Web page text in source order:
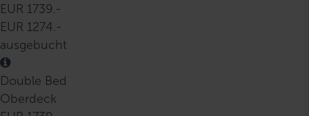
EUR 1739.-
EUR 1274.-
ausgebucht
Double Bed
Oberdeck